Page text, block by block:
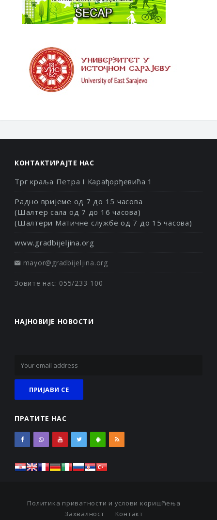
КОНТАКТИРАЈТЕ НАС
Трг краља Петра I Карађорђевића 1
Радно вријеме од 7 до 15 часова
(Шалтер сала од 7 до 16 часова)
(Шалтери Матичне службе од 7 до 15 часова)
www.gradbijeljina.org
mayor@gradbijeljina.org
Зовите нас: 055/233-100
НАЈНОВИЈЕ НОВОСТИ
ПРАТИТЕ НАС
Политика приватности и услови коришћења
Захвалност
Контакт